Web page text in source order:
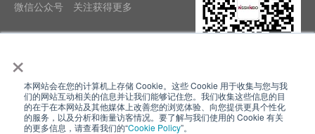
×
本网站会在您的计算机上存储 Cookie。这些 Cookie 用于收集与您与我
们的网站互动相关的信息并让我们能够记住您。我们收集这些信息的目
的在于在本网站及其他媒体上改善您的浏览体验、向您提供更具个性化
的服务，以及分析和衡量访客情况。要了解与我们使用的 Cookie 有关
的更多信息，请查看我们的“Cookie Policy”。
微信公众号 关注获得更多
隐私政策 使用条款
Cookie Policy 网站地图